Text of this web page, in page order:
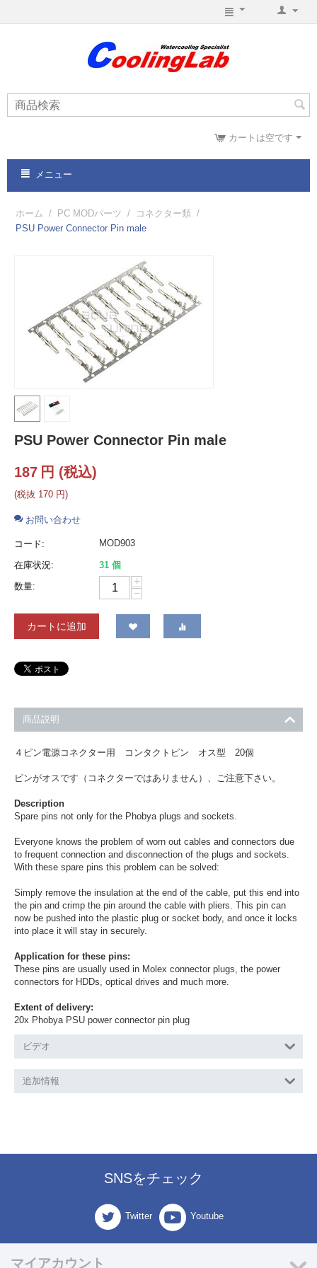
カートは空です
メニュー
ホーム / PC MODパーツ / コネクター類 /
PSU Power Connector Pin male
PSU Power Connector Pin male
187 円 (税込)
(税抜 170 円)
お問い合わせ
コード: MOD903
在庫状況:
31 個
数量:
+
−
カートに追加
商品説明
４ピン電源コネクター用 コンタクトピン オス型 20個
ピンがオスです（コネクターではありません）、ご注意下さい。
Description
Spare pins not only for the Phobya plugs and sockets.
Everyone knows the problem of worn out cables and connectors due
to frequent connection and disconnection of the plugs and sockets.
With these spare pins this problem can be solved:
Simply remove the insulation at the end of the cable, put this end into
the pin and crimp the pin around the cable with pliers. This pin can
now be pushed into the plastic plug or socket body, and once it locks
into place it will stay in securely.
Application for these pins:
These pins are usually used in Molex connector plugs, the power
connectors for HDDs, optical drives and much more.
Extent of delivery:
20x Phobya PSU power connector pin plug
ビデオ
追加情報
SNSをチェック
Twitter Youtube
マイアカウント